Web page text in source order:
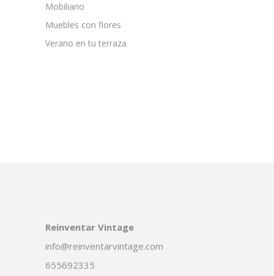
Mobiliario
Muebles con flores
Verano en tu terraza
Reinventar Vintage
info@reinventarvintage.com
655692335